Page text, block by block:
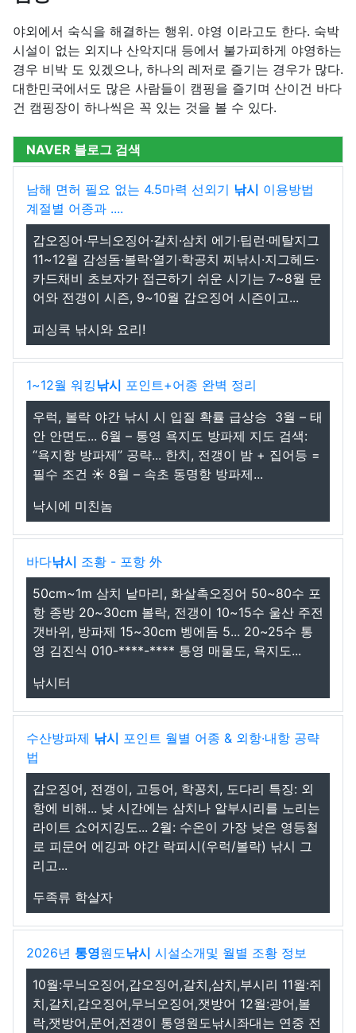
야외에서 숙식을 해결하는 행위. 야영 이라고도 한다. 숙박
시설이 없는 외지나 산악지대 등에서 불가피하게 야영하는
경우 비박 도 있겠으나, 하나의 레저로 즐기는 경우가 많다.
대한민국에서도 많은 사람들이 캠핑을 즐기며 산이건 바다
건 캠핑장이 하나씩은 꼭 있는 것을 볼 수 있다.
NAVER 블로그 검색
남해 면허 필요 없는 4.5마력 선외기 낚시 이용방법
계절별 어종과 ....
갑오징어·무늬오징어·갈치·삼치 에기·팁런·메탈지그
11~12월 감성돔·볼락·열기·학공치 찌낚시·지그헤드·
카드채비 초보자가 접근하기 쉬운 시기는 7~8월 문
어와 전갱이 시즌, 9~10월 갑오징어 시즌이고...
피싱쿡 낚시와 요리!
1~12월 워킹낚시 포인트+어종 완벽 정리
우럭, 볼락 야간 낚시 시 입질 확률 급상승 ️ 3월 – 태
안 안면도... 6월 – 통영 욕지도 방파제 지도 검색:
“욕지항 방파제” 공략... 한치, 전갱이 밤 + 집어등 =
필수 조건 ☀️ 8월 – 속초 동명항 방파제...
낙시에 미친놈
바다낚시 조황 - 포항 外
50cm~1m 삼치 낱마리, 화살촉오징어 50~80수 포
항 종방 20~30cm 볼락, 전갱이 10~15수 울산 주전
갯바위, 방파제 15~30cm 벵에돔 5... 20~25수 통
영 김진식 010-****-**** 통영 매물도, 욕지도...
낚시터
수산방파제 낚시 포인트 월별 어종 & 외항·내항 공략
법
갑오징어, 전갱이, 고등어, 학꽁치, 도다리 특징: 외
항에 비해... 낮 시간에는 삼치나 알부시리를 노리는
라이트 쇼어지깅도... 2월: 수온이 가장 낮은 영등철
로 피문어 에깅과 야간 락피시(우럭/볼락) 낚시 그
리고...
두족류 학살자
2026년 통영원도낚시 시설소개및 월별 조황 정보
10월:무늬오징어,갑오징어,갈치,삼치,부시리 11월:쥐
치,갈치,갑오징어,무늬오징어,잿방어 12월:광어,볼
락,잿방어,문어,전갱이 통영원도낚시좌대는 연중 전